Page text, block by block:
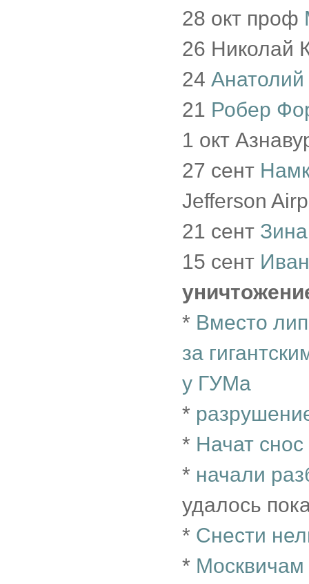
28 окт проф
26 Николай
24
21 Робер
1 окт
27 сент
Jefferson
21 сент
15 сент
* Вместо
за
у ГУМа
*
* Начат
* начали
удалось
* Снести
*